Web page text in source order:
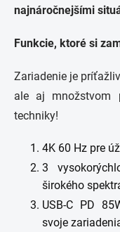
najnáročnejšími
Funkcie, ktoré si
Zariadenie je
ale aj množstvom
techniky!
4K 60 Hz pre
3
širokého
USB-C PD
svoje